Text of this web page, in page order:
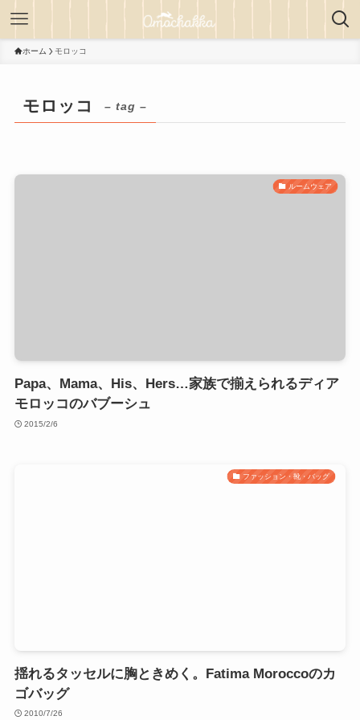
ホーム モロッコ
モロッコ – tag –
ルームウェア
Papa、Mama、His、Hers…家族で揃えられるディア
モロッコのバブーシュ
2015/2/6
ファッション・靴・バッグ
揺れるタッセルに胸ときめく。Fatima Moroccoのカ
ゴバッグ
2010/7/26